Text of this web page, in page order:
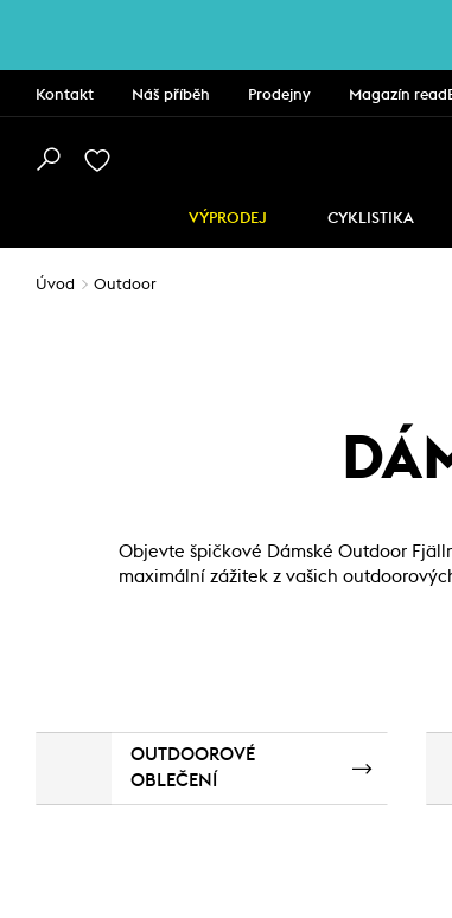
Kontakt Náš příběh Prodejny Magazín
VÝPRODEJ CYKLISTIKA
Úvod Outdoor
Objevte špičkové Dámské Outdoor
maximální zážitek z vašich
OUTDOOROVÉ
OBLEČENÍ